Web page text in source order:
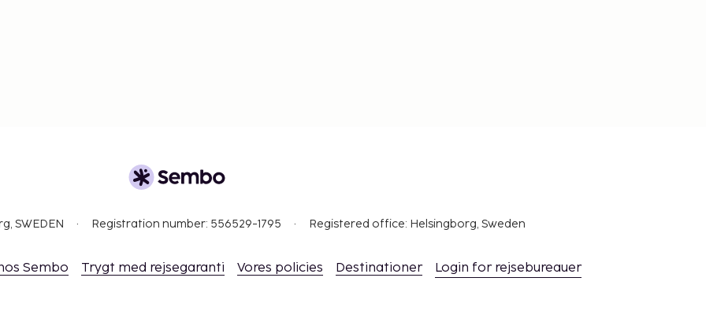
og depositummer
SWEDEN Registration number: 556529-1795 Registered office: Helsingborg, Sweden
Sembo Trygt med rejsegaranti Vores policies Destinationer Login for rejsebureauer